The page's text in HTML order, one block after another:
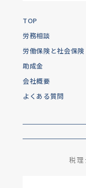
TOP
労務相談
労働保険と社会保険
助成金
会社概要
よくある質問
税